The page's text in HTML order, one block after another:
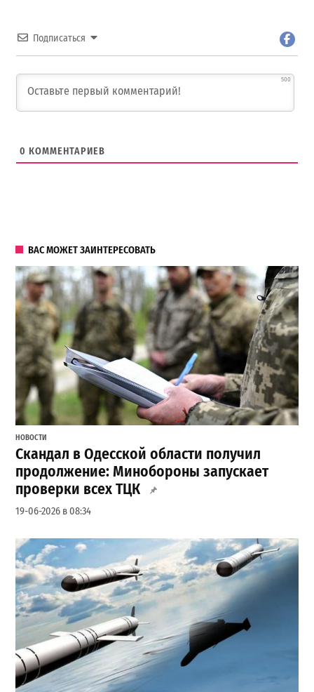
Подписаться
500
0 КОММЕНТАРИЕВ
ВАС МОЖЕТ ЗАИНТЕРЕСОВАТЬ
НОВОСТИ
Скандал в Одесской области получил
продолжение: Минобороны запускает
проверки всех ТЦК
19-06-2026 в 08:34